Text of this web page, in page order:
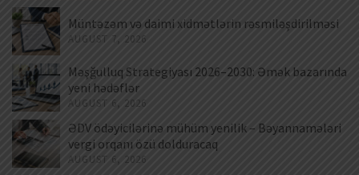
Müntəzəm və daimi xidmətlərin rəsmiləşdirilməsi
AUGUST 7, 2026
Məşğulluq Strategiyası 2026–2030: Əmək bazarında
yeni hədəflər
AUGUST 6, 2026
ƏDV ödəyicilərinə mühüm yenilik – Bəyannamələri
vergi orqanı özü dolduracaq
AUGUST 6, 2026